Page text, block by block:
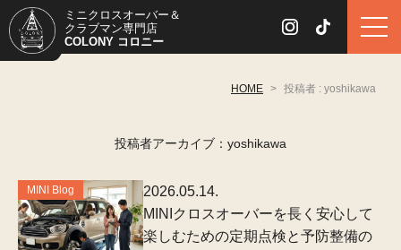
ミニクロスオーバー＆
クラブマン専門店
COLONY コロニー
HOME > 投稿者 : yoshikawa
投稿者アーカイブ：yoshikawa
MINI Blog
2026.05.14.
MINIクロスオーバーを長く安心して
楽しむための定期点検と予防整備の